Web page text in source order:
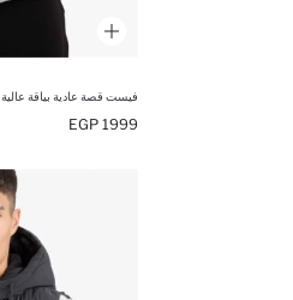
فيست قصة عادية بياقة عالية
1999 EGP